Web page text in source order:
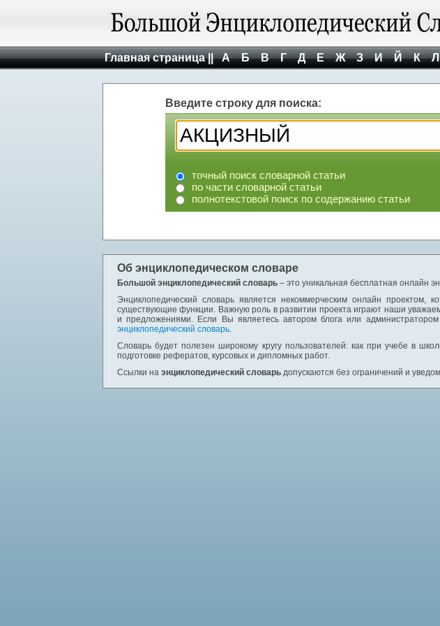
Главная страница || А Б В Г Д Е Ж З И Й К
Введите строку для поиска:
точный поиск словарной статьи
по части словарной статьи
полнотекстовой поиск по содержанию статьи
Об энциклопедическом словаре
Большой энциклопедический словарь – это уникальная бесплатная онлайн
Энциклопедический словарь является некоммерческим онлайн проектом,
существующие функции. Важную роль в развитии проекта играют наши
и предложениями. Если Вы являетесь автором блога или
энциклопедический словарь.
Словарь будет полезен широкому кругу пользователей: как при учебе в
подготовке рефератов, курсовых и дипломных работ.
Ссылки на энциклопедический словарь допускаются без ограничений и